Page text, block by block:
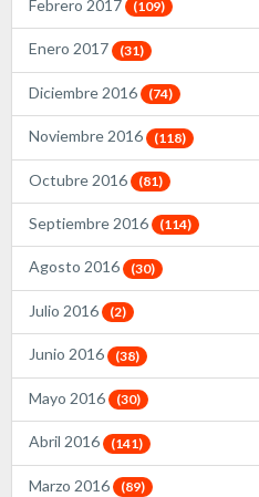
Febrero 2017 (109)
Enero 2017 (31)
Diciembre 2016 (74)
Noviembre 2016 (118)
Octubre 2016 (81)
Septiembre 2016 (114)
Agosto 2016 (30)
Julio 2016 (2)
Junio 2016 (38)
Mayo 2016 (30)
Abril 2016 (141)
Marzo 2016 (89)